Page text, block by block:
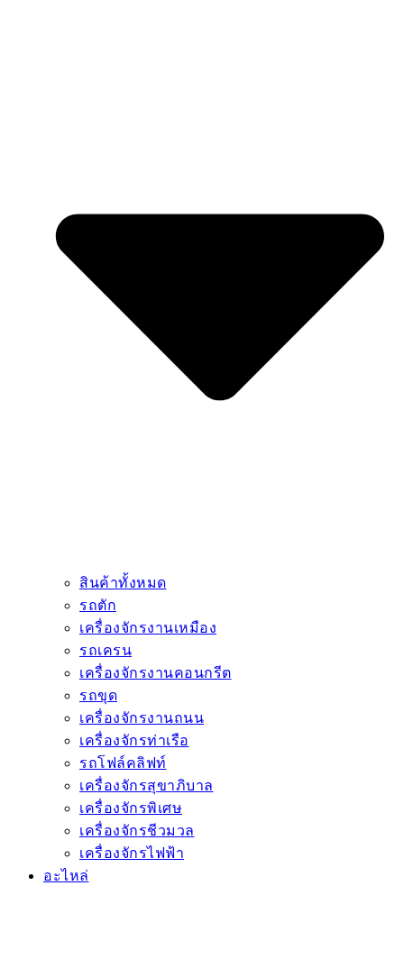
สินค้าทั้งหมด
รถตัก
เครื่องจักรงานเหมือง
รถเครน
เครื่องจักรงานคอนกรีต
รถขุด
เครื่องจักรงานถนน
เครื่องจักรท่าเรือ
รถโฟล์คลิฟท์
เครื่องจักรสุขาภิบาล
เครื่องจักรพิเศษ
เครื่องจักรชีวมวล
เครื่องจักรไฟฟ้า
อะไหล่